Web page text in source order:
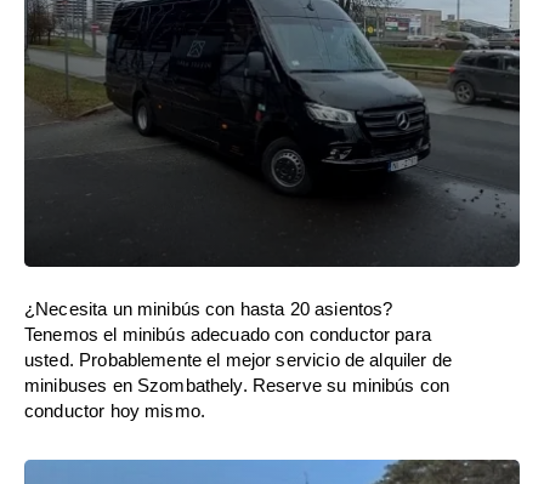
¿Necesita un minibús con hasta 20 asientos?
Tenemos el minibús adecuado con conductor para
usted. Probablemente el mejor servicio de alquiler de
minibuses en Szombathely. Reserve su minibús con
conductor hoy mismo.